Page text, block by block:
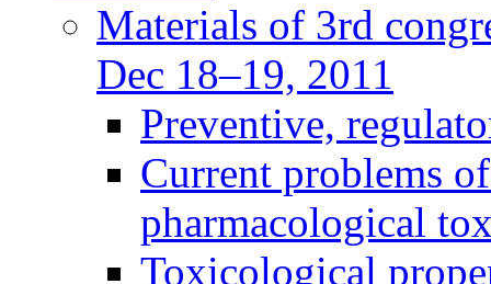
Materials of 3rd
Dec 18–19, 2011
Preventive,
Current problems
pharmacological
Toxicological